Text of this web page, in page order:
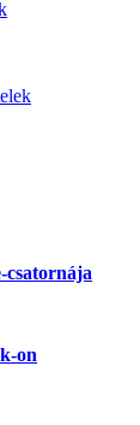
csatornája
on